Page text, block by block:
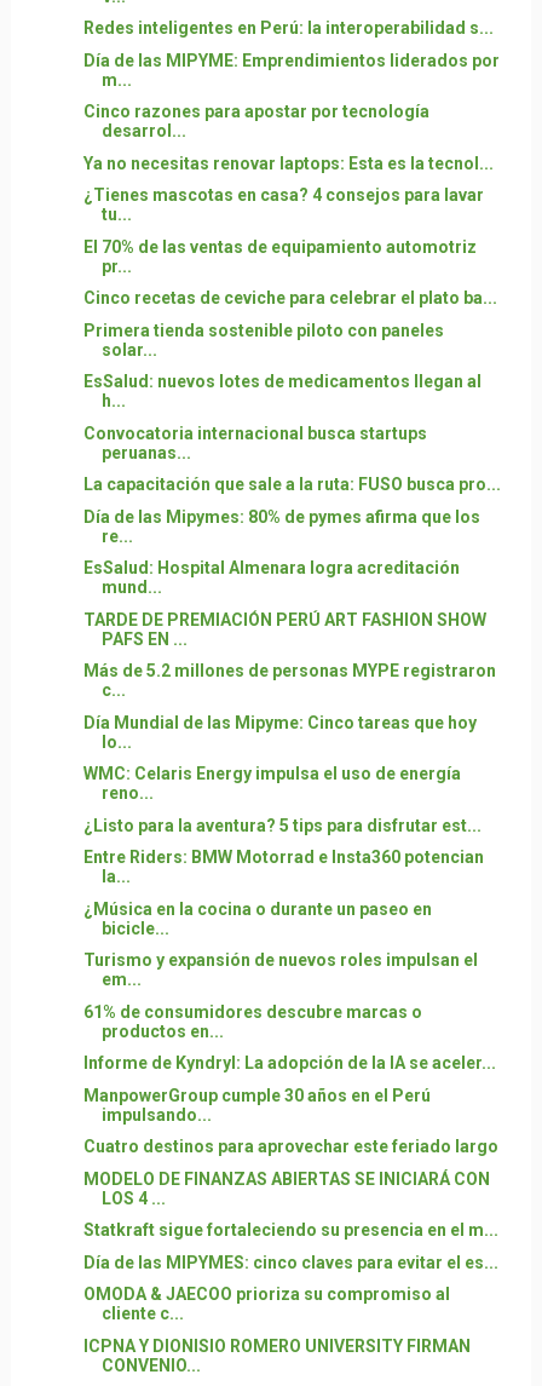
Redes inteligentes en Perú: la interoperabilidad s...
Día de las MIPYME: Emprendimientos liderados por
m...
Cinco razones para apostar por tecnología
desarrol...
Ya no necesitas renovar laptops: Esta es la tecnol...
¿Tienes mascotas en casa? 4 consejos para lavar
tu...
El 70% de las ventas de equipamiento automotriz
pr...
Cinco recetas de ceviche para celebrar el plato ba...
Primera tienda sostenible piloto con paneles
solar...
EsSalud: nuevos lotes de medicamentos llegan al
h...
Convocatoria internacional busca startups
peruanas...
La capacitación que sale a la ruta: FUSO busca pro...
Día de las Mipymes: 80% de pymes afirma que los
re...
EsSalud: Hospital Almenara logra acreditación
mund...
TARDE DE PREMIACIÓN PERÚ ART FASHION SHOW
PAFS EN ...
Más de 5.2 millones de personas MYPE registraron
c...
Día Mundial de las Mipyme: Cinco tareas que hoy
lo...
WMC: Celaris Energy impulsa el uso de energía
reno...
¿Listo para la aventura? 5 tips para disfrutar est...
Entre Riders: BMW Motorrad e Insta360 potencian
la...
¿Música en la cocina o durante un paseo en
bicicle...
Turismo y expansión de nuevos roles impulsan el
em...
61% de consumidores descubre marcas o
productos en...
Informe de Kyndryl: La adopción de la IA se aceler...
ManpowerGroup cumple 30 años en el Perú
impulsando...
Cuatro destinos para aprovechar este feriado largo
MODELO DE FINANZAS ABIERTAS SE INICIARÁ CON
LOS 4 ...
Statkraft sigue fortaleciendo su presencia en el m...
Día de las MIPYMES: cinco claves para evitar el es...
OMODA & JAECOO prioriza su compromiso al
cliente c...
ICPNA Y DIONISIO ROMERO UNIVERSITY FIRMAN
CONVENIO...